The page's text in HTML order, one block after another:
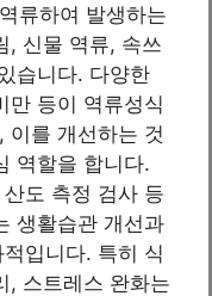
류하여 발생하는
, 신물 역류, 속쓰
습니다. 다양한
만 등이 역류성식
이를 개선하는 것
역할을 합니다.
도 측정 검사 등
생활습관 개선과
입니다. 특히 식
, 스트레스 완화는